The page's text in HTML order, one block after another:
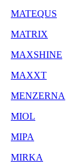
MATEQUS
MATRIX
MAXSHINE
MAXXT
MENZERNA
MIOL
MIPA
MIRKA